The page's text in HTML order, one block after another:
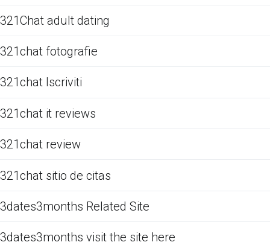
321Chat adult dating
321chat fotografie
321chat Iscriviti
321chat it reviews
321chat review
321chat sitio de citas
3dates3months Related Site
3dates3months visit the site here